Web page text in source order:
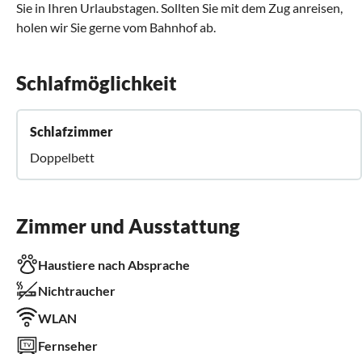
Sie in Ihren Urlaubstagen. Sollten Sie mit dem Zug anreisen,
holen wir Sie gerne vom Bahnhof ab.
Schlafmöglichkeit
Schlafzimmer
Doppelbett
Zimmer und Ausstattung
Haustiere nach Absprache
Nichtraucher
WLAN
Fernseher